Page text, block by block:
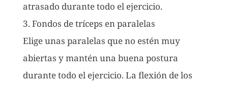
atrasado durante todo el ejercicio.
3. Fondos de tríceps en paralelas
Elige unas paralelas que no estén muy
abiertas y mantén una buena postura
durante todo el ejercicio. La flexión de los